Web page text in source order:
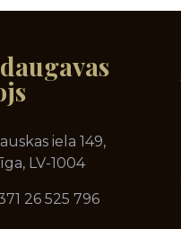
iela 149,
LV-1004
26 525 796